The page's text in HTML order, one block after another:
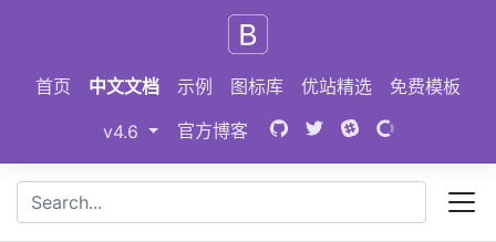
首页 中文文档 示例 图标库 优站精选
免费模板
Bootstrap
v4.6 (switch to other versions)
官方博客